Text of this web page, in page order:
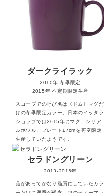
ダークライラック
2010年 冬季限定
2015年 不定期限定生産
スコープでの呼び名は《ドム》マグだ
けの冬季限定カラー。日本のイッタラ
ショップでは2015年にマグ、シリア
ルボウル、プレート17cmを再度限定
生産していたようです。
セラドングリーン
2013-2016年
品があってかなり贔屓にしていたカラ